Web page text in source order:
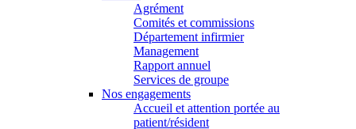
Agrément
Comités et commissions
Département infirmier
Management
Rapport annuel
Services de groupe
Nos engagements
Accueil et attention portée au
patient/résident